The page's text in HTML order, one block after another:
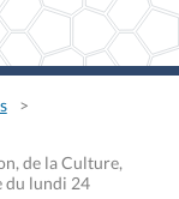
de la Culture,
du lundi 24